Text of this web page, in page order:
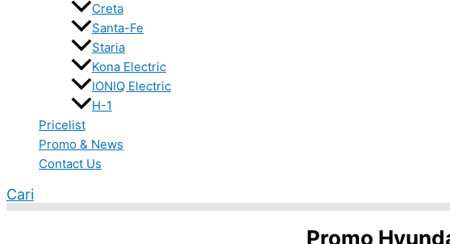
Creta
Santa-Fe
Staria
Kona Electric
IONIQ Electric
H-1
Pricelist
Promo & News
Contact Us
Cari
Promo